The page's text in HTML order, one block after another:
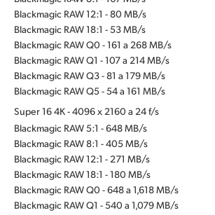
Blackmagic RAW 12:1 - 80 MB/s
Blackmagic RAW 18:1 - 53 MB/s
Blackmagic RAW Q0 - 161 a 268 MB/s
Blackmagic RAW Q1 - 107 a 214 MB/s
Blackmagic RAW Q3 - 81 a 179 MB/s
Blackmagic RAW Q5 - 54 a 161 MB/s
Super 16 4K - 4096 x 2160 a 24 f/s
Blackmagic RAW 5:1 - 648 MB/s
Blackmagic RAW 8:1 - 405 MB/s
Blackmagic RAW 12:1 - 271 MB/s
Blackmagic RAW 18:1 - 180 MB/s
Blackmagic RAW Q0 - 648 a 1,618 MB/s
Blackmagic RAW Q1 - 540 a 1,079 MB/s